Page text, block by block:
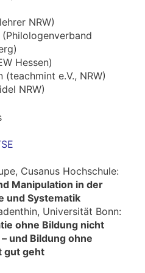
NRW)
Hessen)
(teachmint e.V., NRW)
NRW)
Cusanus Hochschule:
Manipulation in der
und Systematik
Universität Bonn:
ohne Bildung nicht
und Bildung ohne
gut geht